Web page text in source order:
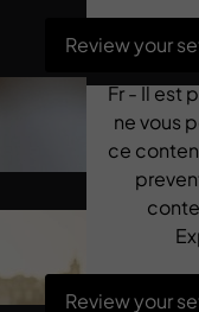
Review your
Fr - Il est
ne vous
ce
Review your